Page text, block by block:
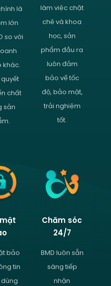
là
lớn
so với
khác.
chất
sản
làm việc chặt
chẽ và khoa
học, sản
phẩm đầu ra
luôn đảm
bảo về tốc
độ, bảo mật,
trải nghiệm
tốt.
bảo
tin
Chăm sóc
24/7
BMD luôn sẵn
sàng tiếp
nhận